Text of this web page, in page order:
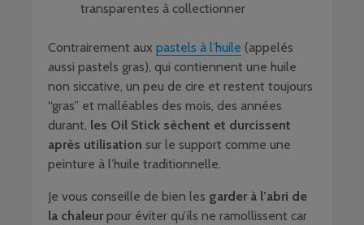
transparentes à collectionner
Contrairement aux pastels à l’huile (appelés
aussi pastels gras), qui contiennent une huile
non siccative, un peu de cire et restent toujours
“gras” et malléables des mois, des années
durant, les Oil Stick sèchent et durcissent
après utilisation sur le support comme une
peinture à l’huile traditionnelle.
Je vous conseille de bien les garder à l’abri de
la chaleurpour éviter qu’ils ne ramollissent car